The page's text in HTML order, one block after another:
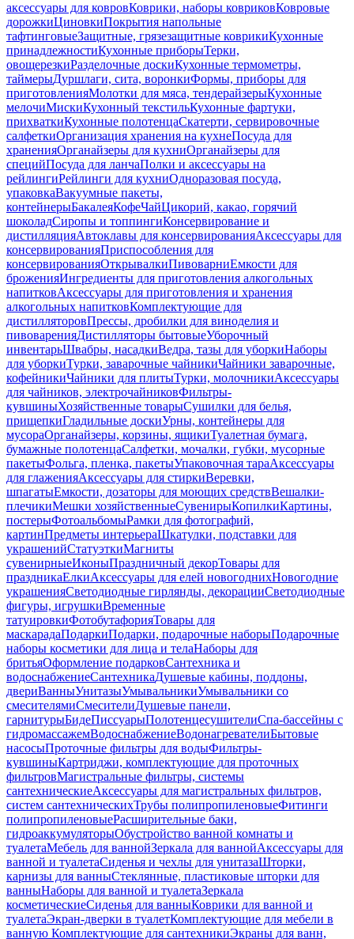
аксессуары для ковровКоврики, наборы ковриковКовровые
дорожкиЦиновкиПокрытия напольные
тафтинговыеЗащитные, грязезащитные коврикиКухонные
принадлежностиКухонные приборыТерки,
овощерезкиРазделочные доскиКухонные термометры,
таймерыДуршлаги, сита, воронкиФормы, приборы для
приготовленияМолотки для мяса, тендерайзерыКухонные
мелочиМискиКухонный текстильКухонные фартуки,
прихваткиКухонные полотенцаСкатерти, сервировочные
салфеткиОрганизация хранения на кухнеПосуда для
храненияОрганайзеры для кухниОрганайзеры для
специйПосуда для ланчаПолки и аксессуары на
рейлингиРейлинги для кухниОдноразовая посуда,
упаковкаВакуумные пакеты,
контейнерыБакалеяКофеЧайЦикорий, какао, горячий
шоколадСиропы и топпингиКонсервирование и
дистилляцияАвтоклавы для консервированияАксессуары для
консервированияПриспособления для
консервированияОткрывалкиПивоварниЕмкости для
броженияИнгредиенты для приготовления алкогольных
напитковАксессуары для приготовления и хранения
алкогольных напитковКомплектующие для
дистилляторовПрессы, дробилки для виноделия и
пивоваренияДистилляторы бытовыеУборочный
инвентарьШвабры, насадкиВедра, тазы для уборкиНаборы
для уборкиТурки, заварочные чайникиЧайники заварочные,
кофейникиЧайники для плитыТурки, молочникиАксессуары
для чайников, электрочайниковФильтры-
кувшиныХозяйственные товарыСушилки для белья,
прищепкиГладильные доскиУрны, контейнеры для
мусораОрганайзеры, корзины, ящикиТуалетная бумага,
бумажные полотенцаСалфетки, мочалки, губки, мусорные
пакетыФольга, пленка, пакетыУпаковочная тараАксессуары
для глаженияАксессуары для стиркиВеревки,
шпагатыЕмкости, дозаторы для моющих средствВешалки-
плечикиМешки хозяйственныеСувенирыКопилкиКартины,
постерыФотоальбомыРамки для фотографий,
картинПредметы интерьераШкатулки, подставки для
украшенийСтатуэткиМагниты
сувенирныеИконыПраздничный декорТовары для
праздникаЕлкиАксессуары для елей новогоднихНовогодние
украшенияСветодиодные гирлянды, декорацииСветодиодные
фигуры, игрушкиВременные
татуировкиФотобутафорияТовары для
маскарадаПодаркиПодарки, подарочные наборыПодарочные
наборы косметики для лица и телаНаборы для
бритьяОформление подарковСантехника и
водоснабжениеСантехникаДушевые кабины, поддоны,
двериВанныУнитазыУмывальникиУмывальники со
смесителямиСмесителиДушевые панели,
гарнитурыБидеПиссуарыПолотенцесушителиСпа-бассейны с
гидромассажемВодоснабжениеВодонагревателиБытовые
насосыПроточные фильтры для водыФильтры-
кувшиныКартриджи, комплектующие для проточных
фильтровМагистральные фильтры, системы
сантехническиеАксессуары для магистральных фильтров,
систем сантехническихТрубы полипропиленовыеФитинги
полипропиленовыеРасширительные баки,
гидроаккумуляторыОбустройство ванной комнаты и
туалетаМебель для ваннойЗеркала для ваннойАксессуары для
ванной и туалетаСиденья и чехлы для унитазаШторки,
карнизы для ванныСтеклянные, пластиковые шторки для
ванныНаборы для ванной и туалетаЗеркала
косметическиеСиденья для ванныКоврики для ванной и
туалетаЭкран-дверки в туалетКомплектующие для мебели в
ванную Комплектующие для сантехникиЭкраны для ванн,